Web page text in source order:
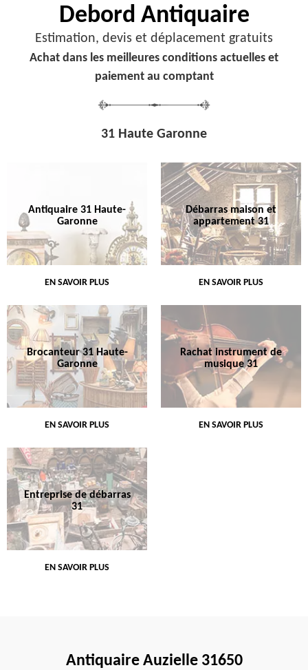
Debord Antiquaire
Estimation, devis et déplacement gratuits
Achat dans les meilleures conditions actuelles et
paiement au comptant
31 Haute Garonne
Antiquaire 31 Haute-
Garonne
EN SAVOIR PLUS
Débarras maison et
appartement 31
EN SAVOIR PLUS
Brocanteur 31 Haute-
Garonne
EN SAVOIR PLUS
Rachat instrument de
musique 31
EN SAVOIR PLUS
Entreprise de débarras
31
EN SAVOIR PLUS
Antiquaire Auzielle 31650